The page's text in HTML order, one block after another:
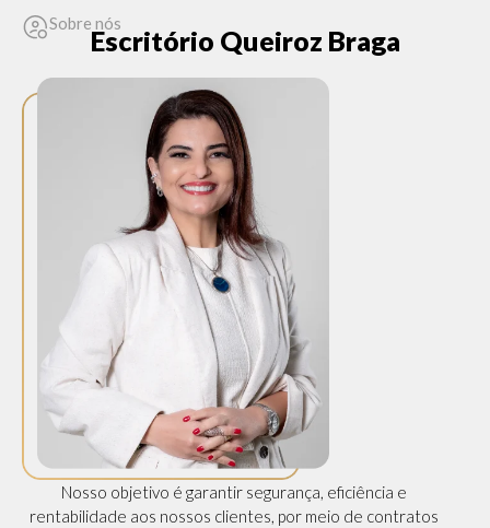
Sobre nós
Escritório Queiroz Braga
Nosso objetivo é garantir segurança, eficiência e
rentabilidade aos nossos clientes, por meio de contratos